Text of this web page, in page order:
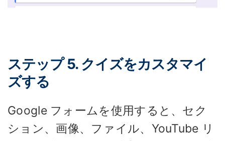
ステップ 5. クイズをカスタマイ
ズする
Google フォームを使用すると、セク
ション、画像、ファイル、YouTube リ